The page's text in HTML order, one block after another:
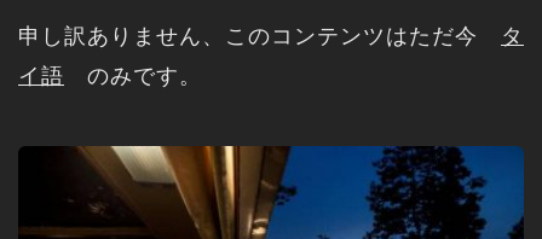
申し訳ありません、このコンテンツはただ今 タ
イ語 のみです。